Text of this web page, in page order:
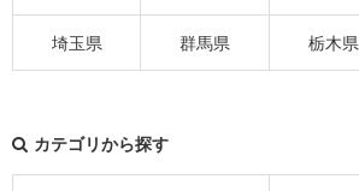
埼玉県 群馬県 栃木県
カテゴリから探す